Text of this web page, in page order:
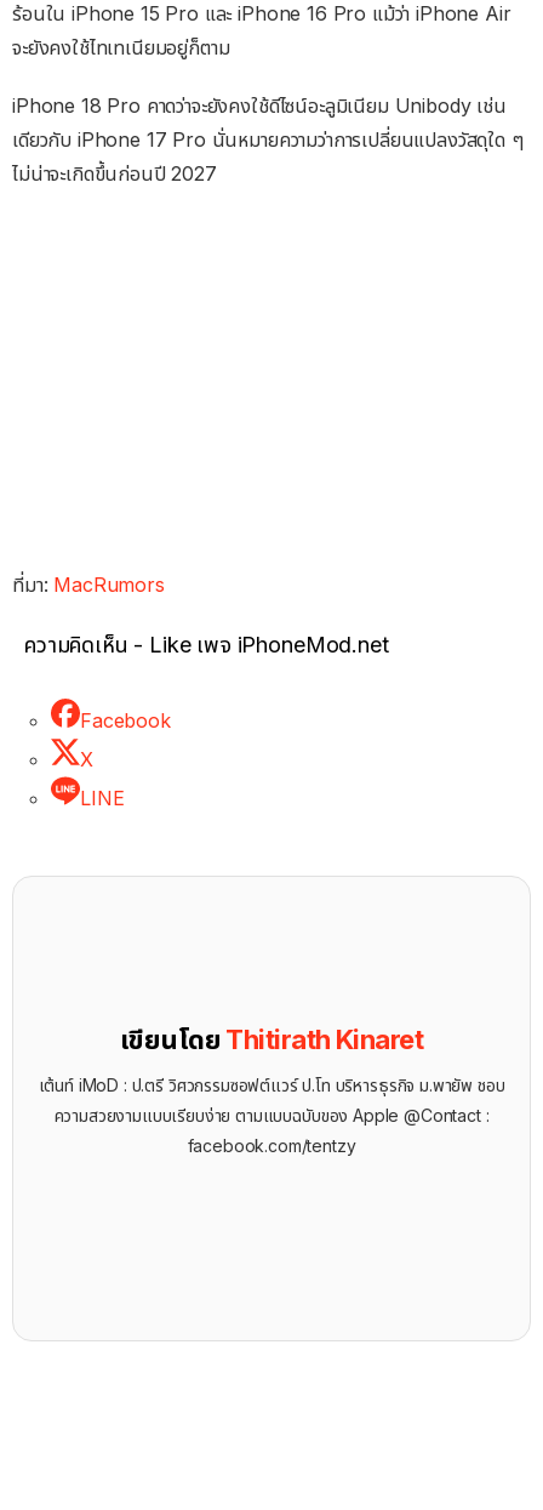
ร้อนใน iPhone 15 Pro และ iPhone 16 Pro แม้ว่า iPhone Air
จะยังคงใช้ไทเทเนียมอยู่ก็ตาม
iPhone 18 Pro คาดว่าจะยังคงใช้ดีไซน์อะลูมิเนียม Unibody เช่น
เดียวกับ iPhone 17 Pro นั่นหมายความว่าการเปลี่ยนแปลงวัสดุใด ๆ
ไม่น่าจะเกิดขึ้นก่อนปี 2027
ที่มา: MacRumors
ความคิดเห็น - Like เพจ iPhoneMod.net
Facebook
X
LINE
เขียนโดย Thitirath Kinaret
เต้นท์ iMoD : ป.ตรี วิศวกรรมซอฟต์แวร์ ป.โท บริหารธุรกิจ ม.พายัพ ชอบ
ความสวยงามแบบเรียบง่าย ตามแบบฉบับของ Apple @Contact :
facebook.com/tentzy